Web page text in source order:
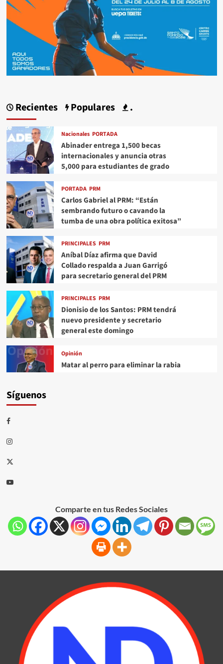
Recientes Populares .
Nacionales PORTADA
Abinader entrega 1,500 becas
internacionales y anuncia otras
5,000 para estudiantes de grado
PORTADA PRM
Carlos Gabriel al PRM: “Están
sembrando futuro o cavando la
tumba de una obra política exitosa”
PRINCIPALES PRM
Aníbal Díaz afirma que David
Collado respalda a Juan Garrigó
para secretario general del PRM
PRINCIPALES PRM
Dionisio de los Santos: PRM tendrá
nuevo presidente y secretario
general este domingo
Opinión
Matar al perro para eliminar la rabia
Síguenos
Comparte en tus Redes Sociales